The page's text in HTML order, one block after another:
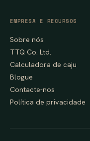
EMPRESA E RECURSOS
Sobre nós
TTQ Co. Ltd.
Calculadora de caju
Blogue
Contacte-nos
Política de privacidade